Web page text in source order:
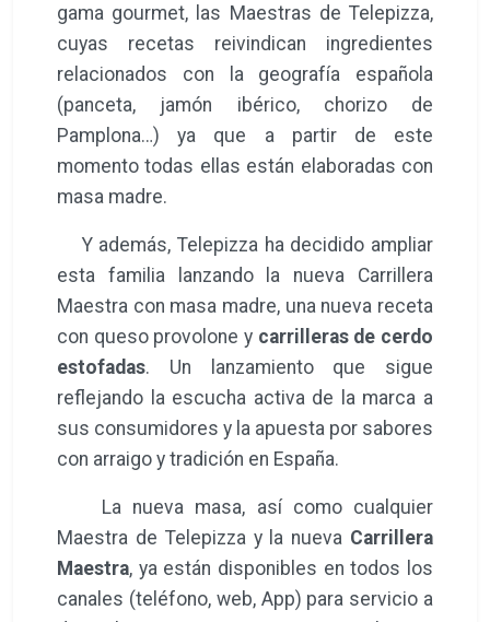
gama gourmet, las Maestras de Telepizza,
cuyas recetas reivindican ingredientes
relacionados con la geografía española
(panceta, jamón ibérico, chorizo de
Pamplona…) ya que a partir de este
momento todas ellas están elaboradas con
masa madre.
Y además, Telepizza ha decidido ampliar
esta familia lanzando la nueva Carrillera
Maestra con masa madre, una nueva receta
con queso provolone y carrilleras de cerdo
estofadas. Un lanzamiento que sigue
reflejando la escucha activa de la marca a
sus consumidores y la apuesta por sabores
con arraigo y tradición en España.
La nueva masa, así como cualquier
Maestra de Telepizza y la nueva Carrillera
Maestra, ya están disponibles en todos los
canales (teléfono, web, App) para servicio a